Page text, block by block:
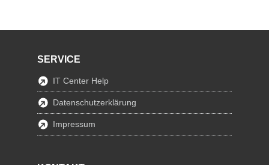
SERVICE
IT Center Help
Datenschutzerklärung
Impressum